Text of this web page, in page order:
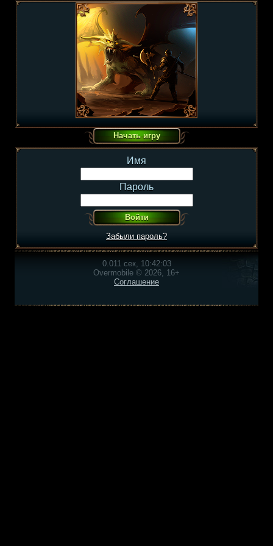
Имя
Пароль
Забыли пароль?
0.011 сек, 10:42:03
Overmobile © 2026, 16+
Соглашение